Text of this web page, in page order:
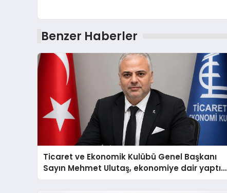
Benzer Haberler
Ticaret ve Ekonomik Kulübü Genel Başkanı
Sayın Mehmet Ulutaş, ekonomiye dair yaptığı
açıklamada şunları kaydetti: